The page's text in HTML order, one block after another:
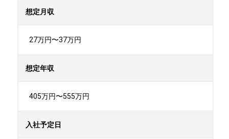
想定月収
27万円〜37万円
想定年収
405万円〜555万円
入社予定日